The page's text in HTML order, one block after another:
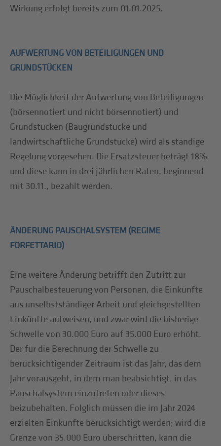
Wirkung erfolgt bereits zum 01.01.2025.
AUFWERTUNG VON BETEILIGUNGEN UND
GRUNDSTÜCKEN
Die Möglichkeit der Aufwertung von Beteiligungen
(börsennotiert und nicht börsennotiert) und
Grundstücken (Baugrundstücke und
landwirtschaftliche Grundstücke) wird als ständige
Regelung vorgesehen. Die Ersatzsteuer beträgt 18%
und diese kann in drei jährlichen Raten, beginnend
mit 30.11., bezahlt werden.
ÄNDERUNG PAUSCHALSYSTEM (REGIME
FORFETTARIO)
Eine weitere Änderung betrifft den Zutritt zur
Pauschalbesteuerung von Personen, die Einkünfte
aus unselbstständiger Arbeit und gleichgestellten
Einkünfte aufweisen, und zwar wird die bisherige
Schwelle von 30.000 Euro auf 35.000 Euro erhöht.
Der für die Berechnung der Schwelle zu
berücksichtigender Zeitraum ist das Jahr, das dem
Jahr vorausgeht, in dem man beabsichtigt, in das
Pauschalsystem einzutreten oder dieses
beizubehalten. Folglich müssen die im Jahr 2024
erzielten Einkünfte berücksichtigt werden; wird die
Grenze von 35.000 Euro überschritten, kann die